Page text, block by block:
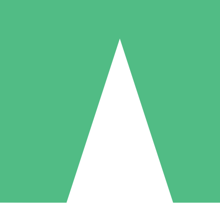
Individuelle Credit-Pakete
nach Bedarf mit Download-Credits. Keine monatliche Verpflichtung